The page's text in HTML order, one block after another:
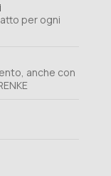
per ogni
anche con